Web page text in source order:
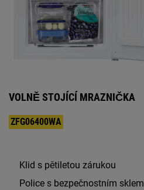
VOLNĚ STOJÍCÍ MRAZNIČKA
ZFG06400WA
Klid s pětiletou zárukou
Police s bezpečnostním sklem